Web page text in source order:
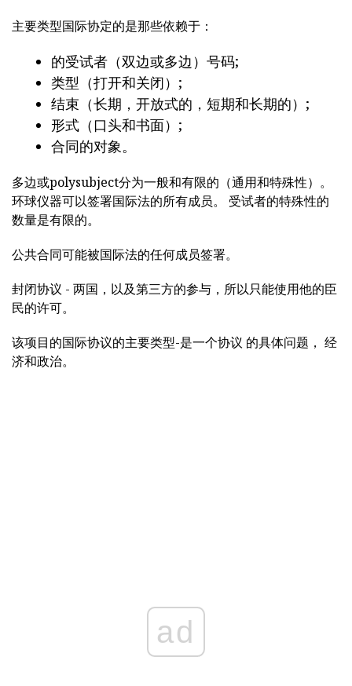
主要类型国际协定的是那些依赖于：
的受试者（双边或多边）号码;
类型（打开和关闭）;
结束（长期，开放式的，短期和长期的）;
形式（口头和书面）;
合同的对象。
多边或polysubject分为一般和有限的（通用和特殊性）。
环球仪器可以签署国际法的所有成员。 受试者的特殊性的
数量是有限的。
公共合同可能被国际法的任何成员签署。
封闭协议 - 两国，以及第三方的参与，所以只能使用他的臣
民的许可。
该项目的国际协议的主要类型-是一个协议 的具体问题， 经
济和政治。
ad